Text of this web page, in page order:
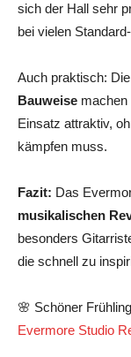
sich der Hall sehr
bei vielen
Auch praktisch: Die
Bauweise machen
Einsatz attraktiv,
kämpfen muss.
Fazit: Das
musikalischen
besonders
die schnell zu
🌸 Schöner
Evermore Studio